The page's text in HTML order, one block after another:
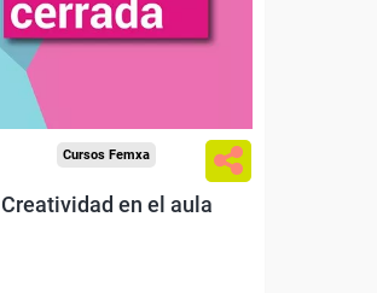
Cursos Femxa
Creatividad en el aula